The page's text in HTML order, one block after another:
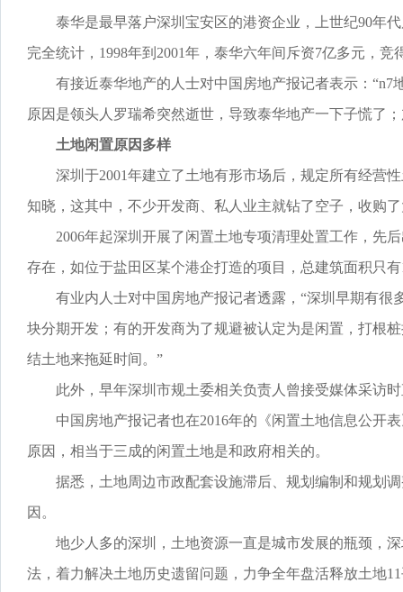
泰华是最早落户深圳宝安区的港资企业，上世纪90年代
完全统计，1998年到2001年，泰华六年间斥资7亿多元，竞
有接近泰华地产的人士对中国房地产报记者表示：“n7
原因是领头人罗瑞希突然逝世，导致泰华地产一下子慌了
土地闲置原因多样
深圳于2001年建立了土地有形市场后，规定所有经营性
知晓，这其中，不少开发商、私人业主就钻了空子，收购
2006年起深圳开展了闲置土地专项清理处置工作，先后
存在，如位于盐田区某个港企打造的项目，总建筑面积只
有业内人士对中国房地产报记者透露，“深圳早期有很
块分期开发；有的开发商为了规避被认定为是闲置，打根
结土地来拖延时间。”
此外，早年深圳市规土委相关负责人曾接受媒体采访时
中国房地产报记者也在2016年的《闲置土地信息公开表
原因，相当于三成的闲置土地是和政府相关的。
据悉，土地周边市政配套设施滞后、规划编制和规划调
因。
地少人多的深圳，土地资源一直是城市发展的瓶颈，深
法，着力解决土地历史遗留问题，力争全年盘活释放土地